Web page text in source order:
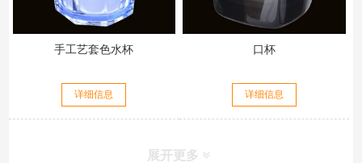
手工艺套色水杯
详细信息
口杯
详细信息
展开更多